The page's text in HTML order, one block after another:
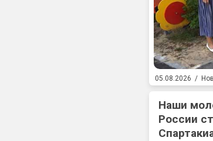
05.08.2026 /
Наши
России